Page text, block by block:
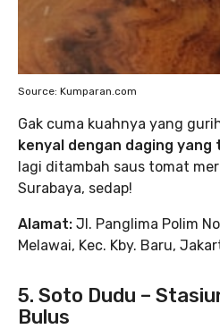
Source: Kumparan.com
Gak cuma kuahnya yang
kenyal dengan daging yang
lagi ditambah saus tomat
Surabaya, sedap!
Alamat: Jl. Panglima Polim
Melawai, Kec. Kby. Baru,
5. Soto Dudu –
Bulus